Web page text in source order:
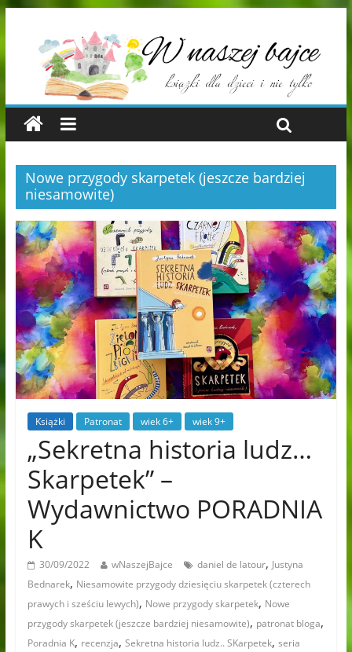
Nowe przygody skarpetek (jeszcze bardziej
niesamowite)
Książki Patronat wiek 6+ wiek 9+
„Sekretna historia ludz…
Skarpetek” –
Wydawnictwo PORADNIA
K
30/09/2022 wNaszejBajce daniel de latour, Justyna
Bednarek, Niesamowite przygody dziesięciu skarpetek (czterech
prawych i sześciu lewych), Nowe przygody skarpetek, Nowe
przygody skarpetek (jeszcze bardziej niesamowite), patronat bloga,
Poradnia K, recenzja, Sekretna historia ludz.. SKarpetek, seria